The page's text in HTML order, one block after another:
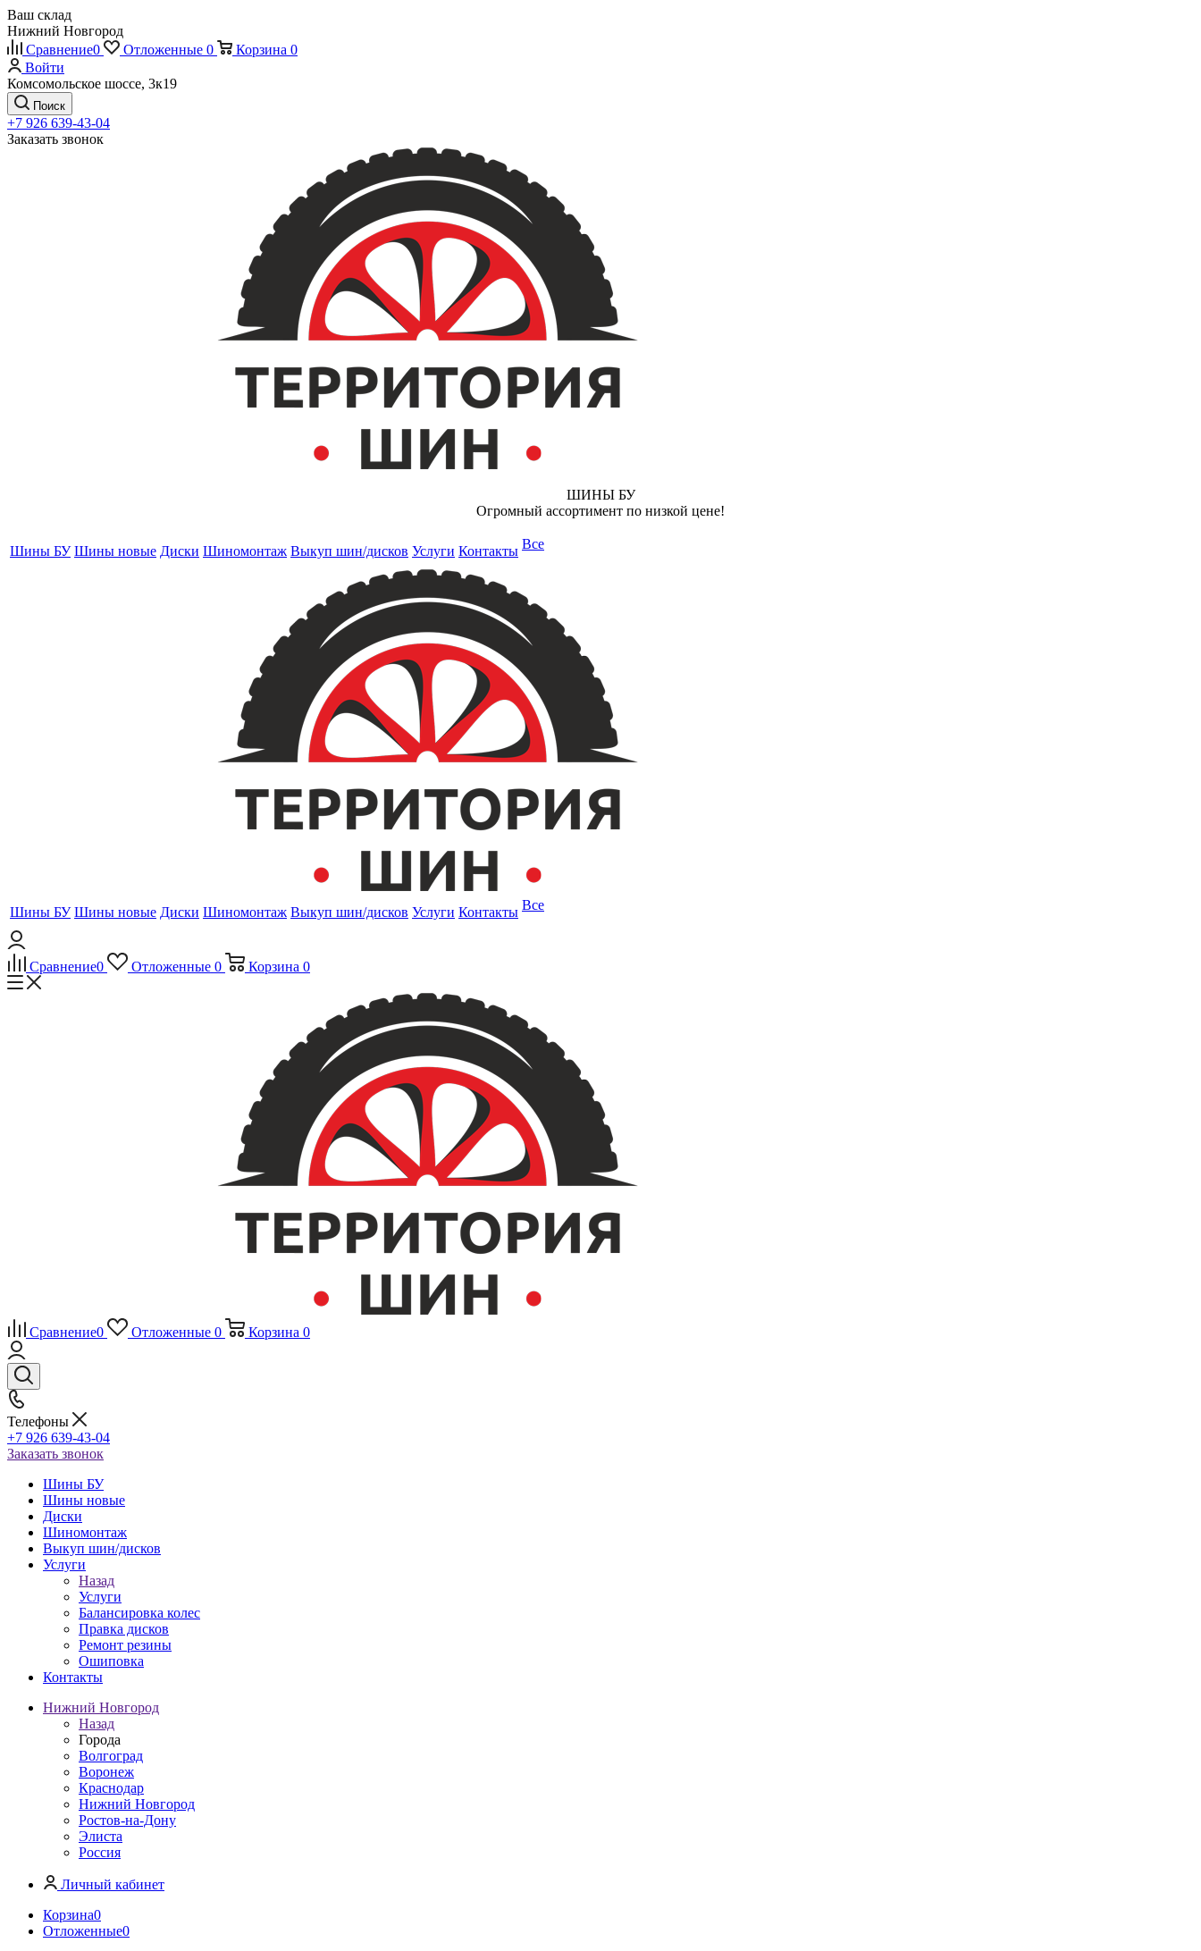
Ваш склад
Нижний Новгород
Сравнение0 Отложенные 0 Корзина 0
Войти
Комсомольское шоссе, 3к19
Поиск
+7 926 639-43-04
Заказать звонок
ШИНЫ БУ
Огромный ассортимент по низкой цене!
Шины БУ Шины новые Диски Шиномонтаж Выкуп шин/дисков Услуги Контакты Все
Шины БУ Шины новые Диски Шиномонтаж Выкуп шин/дисков Услуги Контакты Все
Сравнение0 Отложенные 0 Корзина 0
Сравнение0 Отложенные 0 Корзина 0
Телефоны
+7 926 639-43-04
Заказать звонок
Шины БУ
Шины новые
Диски
Шиномонтаж
Выкуп шин/дисков
Услуги
Назад
Услуги
Балансировка колес
Правка дисков
Ремонт резины
Ошиповка
Контакты
Нижний Новгород
Назад
Города
Волгоград
Воронеж
Краснодар
Нижний Новгород
Ростов-на-Дону
Элиста
Россия
Личный кабинет
Корзина0
Отложенные0